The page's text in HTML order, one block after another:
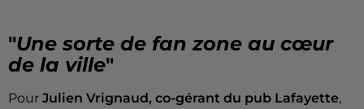
"Une sorte de fan zone au cœur
de la ville"
Pour Julien Vrignaud, co-gérant du pub Lafayette,